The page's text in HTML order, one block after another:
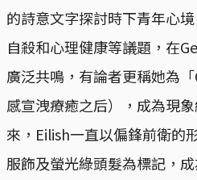
的詩意文字探討時下青年心
自殺和心理健康等議題，在
廣泛共鳴，有論者更稱她為
感宣洩療癒之后），成為現
來，Eilish一直以偏鋒前衛的
服飾及螢光綠頭髮為標記，